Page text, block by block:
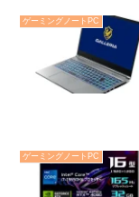
ゲーミングノートPC
ゲーミングノートPC